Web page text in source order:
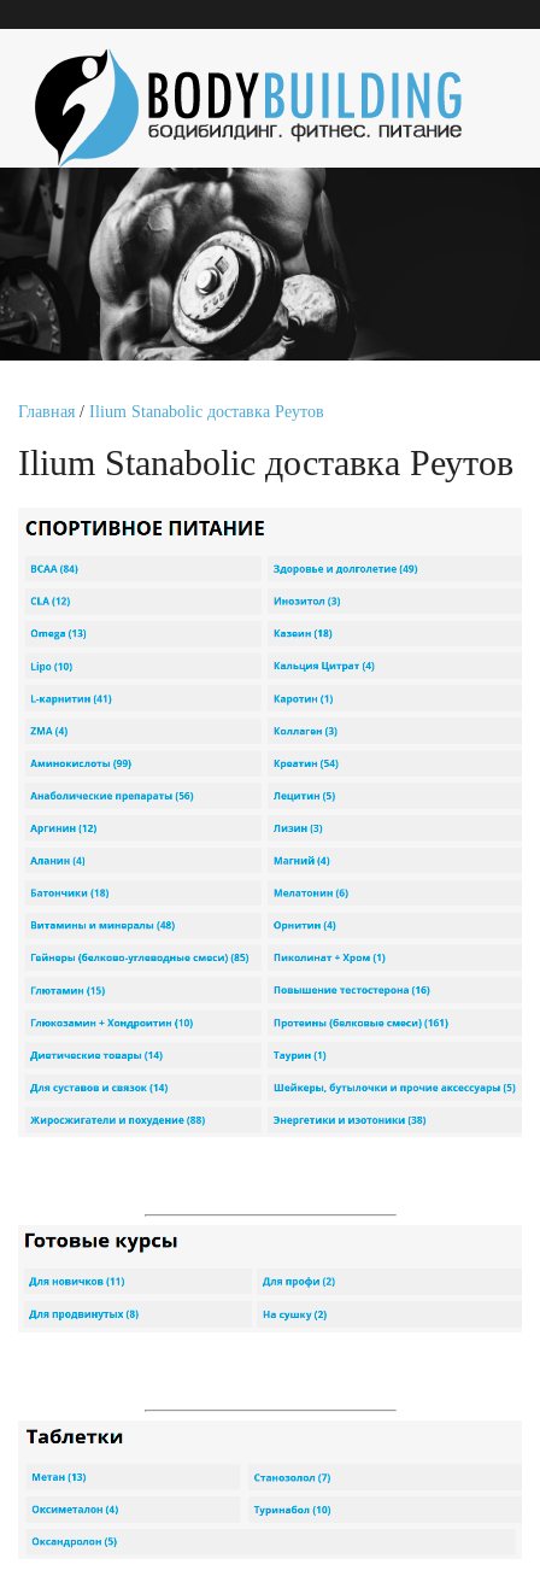
Главная / Ilium Stanabolic доставка Реутов
Ilium Stanabolic доставка Реутов